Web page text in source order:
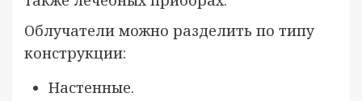
Облучатели можно разделить по типу
конструкции:
Настенные.